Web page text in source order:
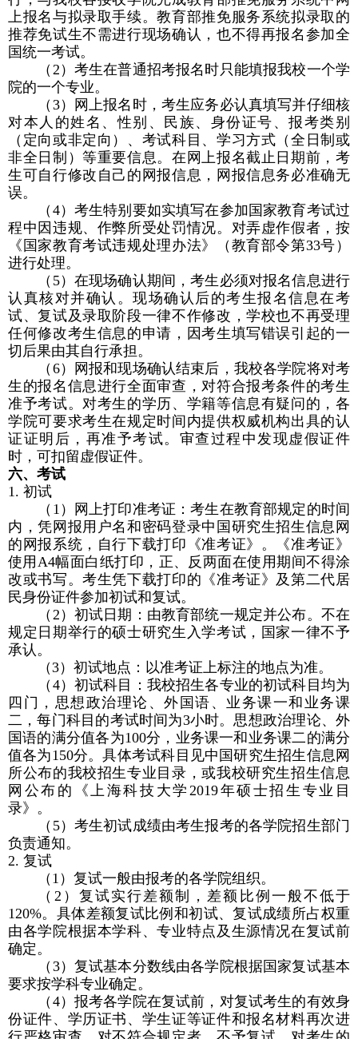
上报名与拟录取手续。教育部推免服务系统拟录取的
推荐免试生不需进行现场确认，也不得再报名参加全
国统一考试。
（ 2 ）考生在普通招考报名时只能填报我校一个学
院的一个专业。
（ 3）网上报名时，考生应务必认真填写并仔细核
对本人的姓名、性别、民族、身份证号、报考类别
（定向或非定向）、考试科目、学习方式（全日制或
非全日制）等重要信息。在网上报名截止日期前，考
生可自行修改自己的网报信息，网报信息务必准确无
误。
（ 4）考生特别要如实填写在参加国家教育考试过
程中因违规、作弊所受处罚情况。对弄虚作假者，按
《国家教育考试违规处理办法》（教育部令第33号）
进行处理。
（ 5）在现场确认期间，考生必须对报名信息进行
认真核对并确认。现场确认后的考生报名信息在考
试、复试及录取阶段一律不作修改，学校也不再受理
任何修改考生信息的申请，因考生填写错误引起的一
切后果由其自行承担。
（ 6）网报和现场确认结束后，我校各学院将对考
生的报名信息进行全面审查，对符合报考条件的考生
准予考试。对考生的学历、学籍等信息有疑问的，各
学院可要求考生在规定时间内提供权威机构出具的认
证证明后，再准予考试。审查过程中发现虚假证件
时，可扣留虚假证件。
六、考试
1. 初试
（ 1 ）网上打印准考证：考生在教育部规定的时间
内，凭网报用户名和密码登录中国研究生招生信息网
的网报系统，自行下载打印《准考证》。《准考证》
使用 A4幅面白纸打印，正、反两面在使用期间不得涂
改或书写。考生凭下载打印的《准考证》及第二代居
民身份证件参加初试和复试。
（ 2 ）初试日期：由教育部统一规定并公布。不在
规定日期举行的硕士研究生入学考试，国家一律不予
承认。
（3）初试地点：以准考证上标注的地点为准。
（ 4）初试科目：我校招生各专业的初试科目均为
四门，思想政治理论、外国语、业务课一和业务课
二，每门科目的考试时间为3小时。思想政治理论、外
国语的满分值各为100分，业务课一和业务课二的满分
值各为150分。具体考试科目见中国研究生招生信息网
所公布的我校招生专业目录，或我校研究生招生信息
网公布的《上海科技大学 2019年硕士招生专业目
录》。
（ 5）考生初试成绩由考生报考的各学院招生部门
负责通知。
2. 复试
（ 1 ）复试一般由报考的各学院组织。
（ 2 ）复试实行差额制，差额比例一般不低于
120%。具体差额复试比例和初试、复试成绩所占权重
由各学院根据本学科、专业特点及生源情况在复试前
确定。
（ 3）复试基本分数线由各学院根据国家复试基本
要求按学科专业确定。
（ 4）报考各学院在复试前，对复试考生的有效身
份证件、学历证书、学生证等证件和报名材料再次进